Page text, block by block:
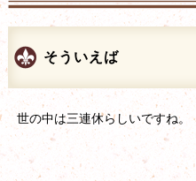
そういえば
世の中は三連休らしいですね。